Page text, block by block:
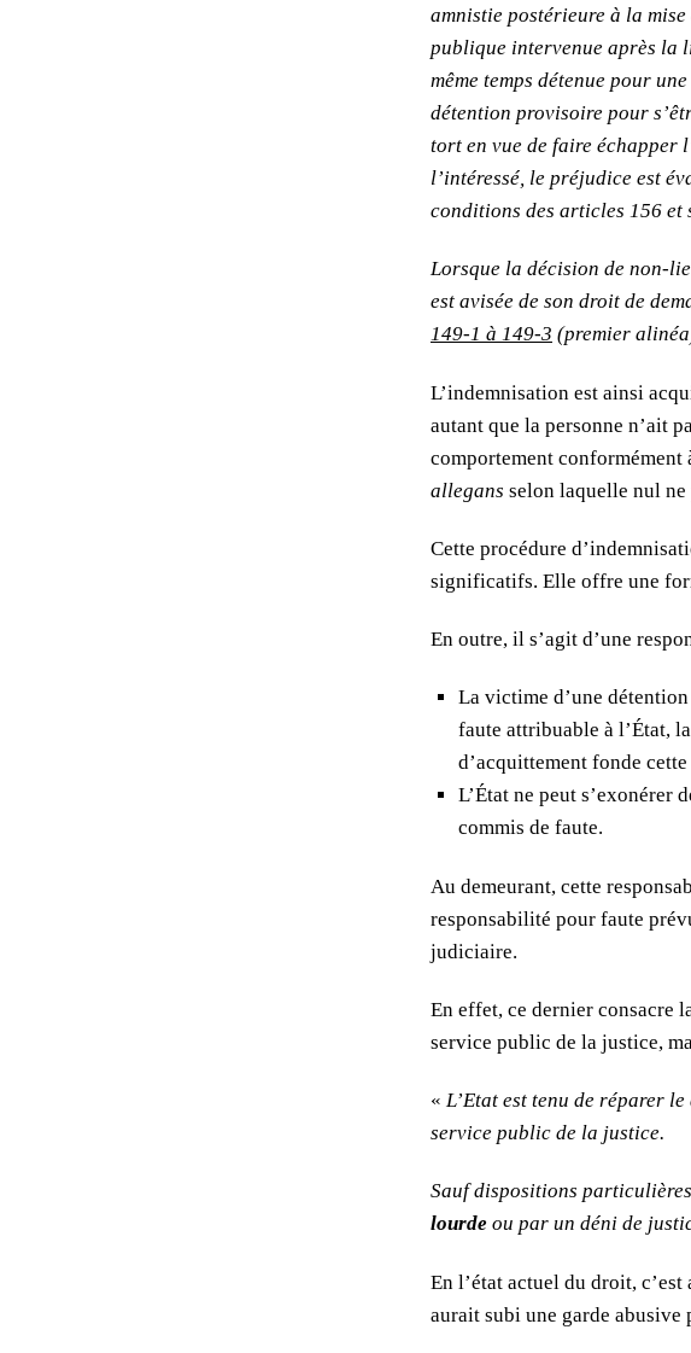
N
J
U
S
T
I
F
I
É
E
:
L
A
G
A
R
E
À
V
U
E
T
L
A
amnistie postérieure à la
publique intervenue après la
même temps détenue pour
détention provisoire pour
tort en vue de faire échapper
l’intéressé, le préjudice est
conditions des articles 156 et
Lorsque la décision de non-
est avisée de son droit de
149-1 à 149-3 (premier
L’indemnisation est ainsi
autant que la personne n’ait
comportement conformément
allegans selon laquelle nul
Cette procédure
significatifs. Elle offre une
En outre, il s’agit d’une
La victime d’une
faute attribuable à l’État,
d’acquittement fonde
L’État ne peut s’exonérer
commis de faute.
Au demeurant, cette
responsabilité pour faute
judiciaire.
En effet, ce dernier consacre
service public de la justice,
« L’Etat est tenu de réparer
service public de la justice.
Sauf dispositions
lourde ou par un déni de
En l’état actuel du droit,
aurait subi une garde abusive